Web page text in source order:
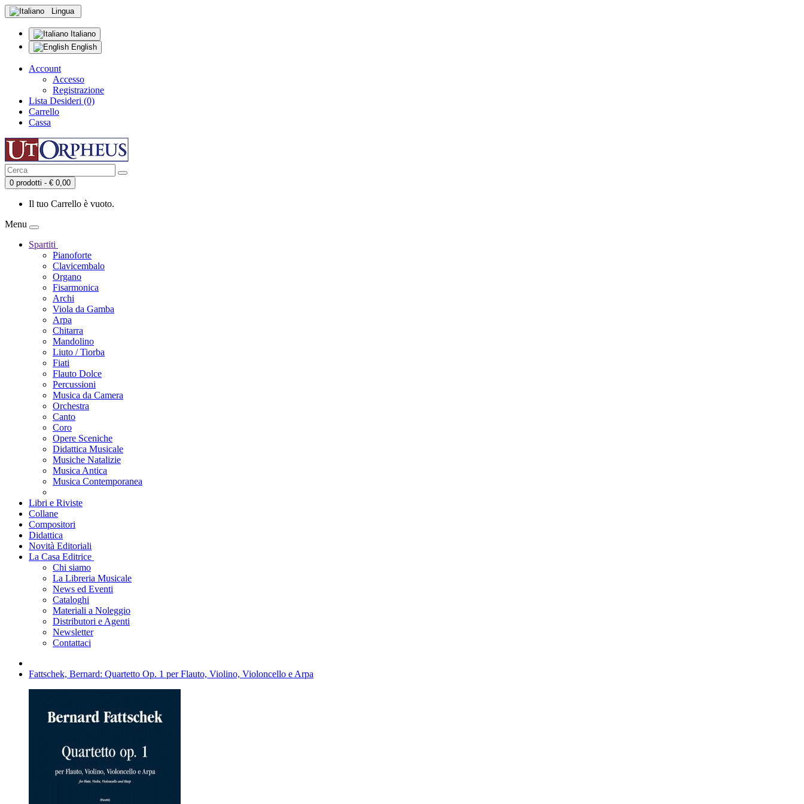
Lingua
Italiano
English
Account
Accesso
Registrazione
Lista Desideri (0)
Carrello
Cassa
0 prodotti - € 0,00
Il tuo Carrello è vuoto.
Menu
Spartiti
Pianoforte
Clavicembalo
Organo
Fisarmonica
Archi
Viola da Gamba
Arpa
Chitarra
Mandolino
Liuto / Tiorba
Fiati
Flauto Dolce
Percussioni
Musica da Camera
Orchestra
Canto
Coro
Opere Sceniche
Didattica Musicale
Musiche Natalizie
Musica Antica
Musica Contemporanea
Libri e Riviste
Collane
Compositori
Didattica
Novità Editoriali
La Casa Editrice
Chi siamo
La Libreria Musicale
News ed Eventi
Cataloghi
Materiali a Noleggio
Distributori e Agenti
Newsletter
Contattaci
Fattschek, Bernard: Quartetto Op. 1 per Flauto, Violino, Violoncello e Arpa